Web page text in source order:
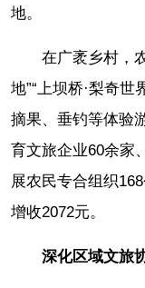
地。
在广袤乡村，
地”“上坝桥·梨奇世
摘果、垂钓等体验
育文旅企业60余家
展农民专合组织
增收2072元。
深化区域文旅